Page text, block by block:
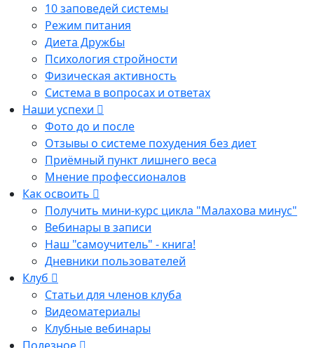
10 заповедей системы
Режим питания
Диета Дружбы
Психология стройности
Физическая активность
Система в вопросах и ответах
Наши успехи
Фото до и после
Отзывы о системе похудения без диет
Приёмный пункт лишнего веса
Мнение профессионалов
Как освоить
Получить мини-курс цикла "Малахова минус"
Вебинары в записи
Наш "самоучитель" - книга!
Дневники пользователей
Клуб
Статьи для членов клуба
Видеоматериалы
Клубные вебинары